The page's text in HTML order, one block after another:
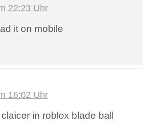
22:23 Uhr
it on mobile
16:02 Uhr
in roblox blade ball